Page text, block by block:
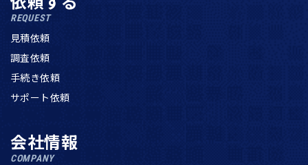
REQUEST
見積依頼
調査依頼
手続き依頼
サポート依頼
会社情報
COMPANY